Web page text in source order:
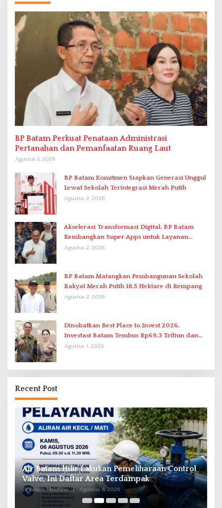
BP Batam Perkuat Penataan Administrasi
Pertanahan dan Pemanfaatan Ruang Laut
Agustus 5, 2026
BP Batam Komitmen Siapkan Generasi Unggul
Lewat Sekolah Terintegrasi Merah Putih
Agustus 2, 2026
Akselerasi Transformasi Digital, BP Batam
Kembangkan Super Apps untuk Layanan
Terpadu
Agustus 2, 2026
BP Batam Matangkan Pembangunan Sekolah
Rakyat Merah Putih 18,5 Hektare di Rempang
Agustus 2, 2026
Dinobatkan Best Place to Invest 2026,
Investasi Batam Tembus Rp69,3 Triliun dan
Ekonomi Tumbuh 6,76 Persen
Agustus 1, 2026
Recent Post
Air Batam Hilir Lakukan Pemeliharaan Control
Valve, Ini Daftar Area Terdampak
Di Batam, Headline | Agustus 6, 2026